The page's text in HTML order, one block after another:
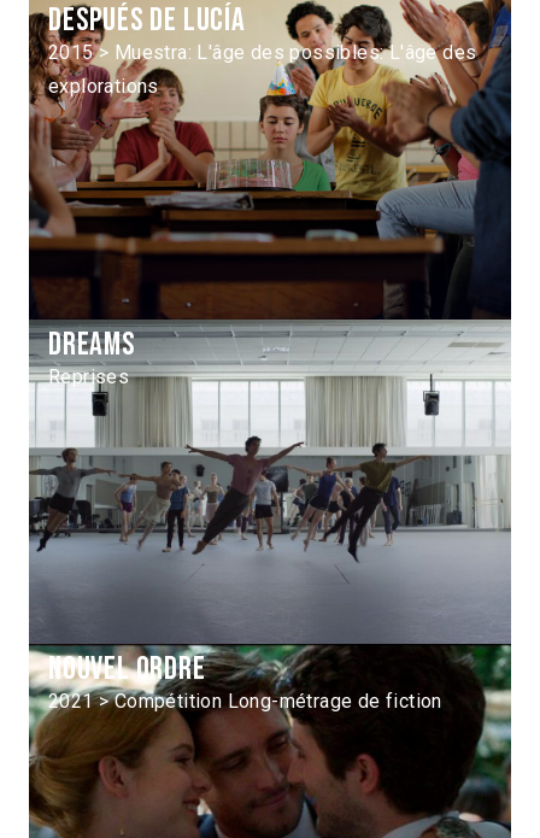
Después de Lucía
2015 > Muestra: L'âge des possibles: L'âge des
explorations
Dreams
Reprises
Nouvel ordre
2021 > Compétition Long-métrage de fiction